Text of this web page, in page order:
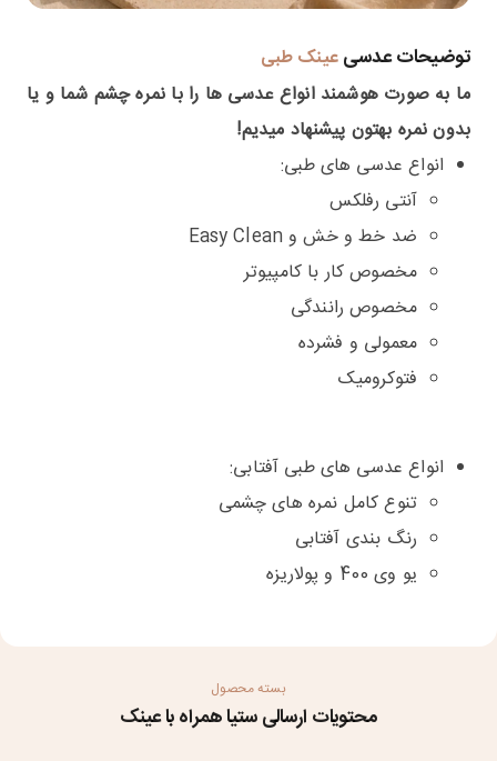
توضیحات عدسی عینک طبی
ما به صورت هوشمند انواع عدسی ها را با نمره چشم شما و یا
بدون نمره بهتون پیشنهاد میدیم!
انواع عدسی های طبی:
آنتی رفلکس
ضد خط و خش و Easy Clean
مخصوص کار با کامپیوتر
مخصوص رانندگی
معمولی و فشرده
فتوکرومیک
انواع عدسی های طبی آفتابی:
تنوع کامل نمره های چشمی
رنگ بندی آفتابی
یو وی 400 و پولاریزه
بسته محصول
محتویات ارسالی ستیا همراه با عینک